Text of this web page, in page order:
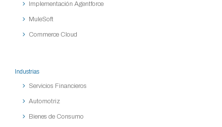
Implementación Agentforce
MuleSoft
Commerce Cloud
Industrias
Servicios Financieros
Automotriz
Bienes de Consumo